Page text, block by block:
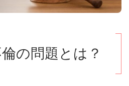
の問題とは？